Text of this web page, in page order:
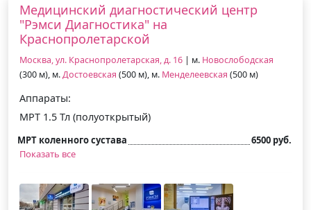
Медицинский диагностический центр
"Рэмси Диагностика" на
Краснопролетарской
Москва, ул. Краснопролетарская, д. 16 | м. Новослободская
(300 м), м.Достоевская (500 м), м. Менделеевская (500 м)
Аппараты:
МРТ 1.5 Тл (полуоткрытый)
МРТ коленного сустава
6500 руб.
Показать все